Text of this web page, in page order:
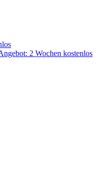
2 Wochen kostenlos